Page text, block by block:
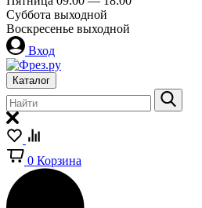
Суббота выходной
Воскресенье выходной
Вход
Каталог
0 Корзина